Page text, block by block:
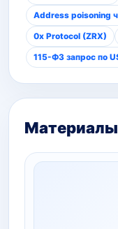
Address poisoning
0x Protocol (ZRX)
115-ФЗ запрос по
Материалы